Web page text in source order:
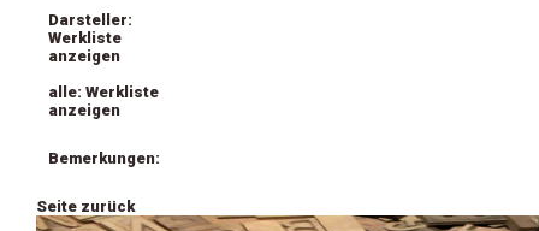
Darsteller:
Werkliste
anzeigen
alle: Werkliste
anzeigen
Bemerkungen:
Seite zurück